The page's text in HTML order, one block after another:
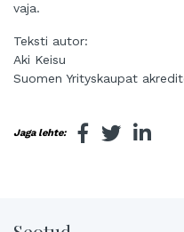
vaja.
Teksti autor:
Aki Keisu
Suomen Yrityskaupat
Jaga lehte: